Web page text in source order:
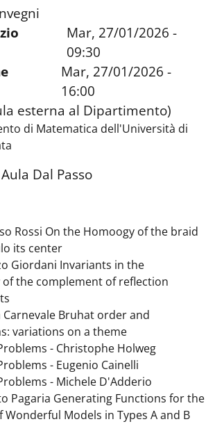
Mar, 27/01/2026 -
09:30
Mar, 27/01/2026 -
16:00
esterna al Dipartimento)
di Matematica dell'Università di
Aula Dal Passo
Rossi On the Homoogy of the braid
its center
Giordani Invariants in the
the complement of reflection
Carnevale Bruhat order and
variations on a theme
- Christophe Holweg
- Eugenio Cainelli
- Michele D'Adderio
Pagaria Generating Functions for the
Wonderful Models in Types A and B